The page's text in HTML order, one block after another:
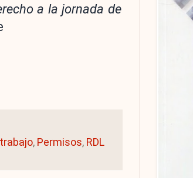
a la jornada de
, Permisos, RDL